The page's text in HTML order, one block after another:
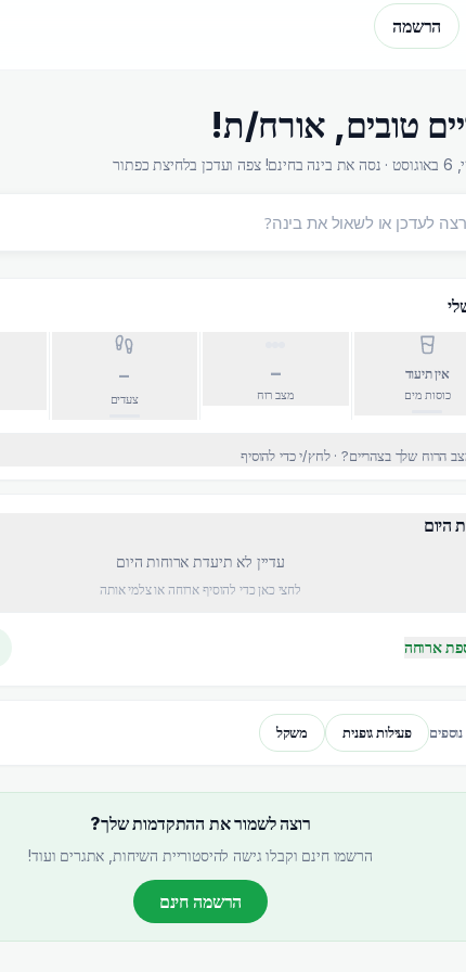
הרשמה
טובים, אורח/ת!
אין תיעוד
כוסות מים
–
מצב רוח
–
צעדים
הרוח שלך בצהריים? · לחץ/י כדי להוסיף
היום
עדיין לא תיעדת ארוחות היום
לחצי כאן כדי להוסיף ארוחה או צלמי אותה
ארוחה
פעילות גופנית משקל
רוצה לשמור את ההתקדמות שלך?
הרשמו חינם וקבלו גישה להיסטוריית השיחות, אתגרים ועוד!
הרשמה חינם